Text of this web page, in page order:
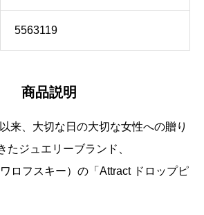
5563119
商品説明
来、大切な日の大切な女性への贈り
たジュエリーブランド、
ロフスキー）の「Attract ドロップピ